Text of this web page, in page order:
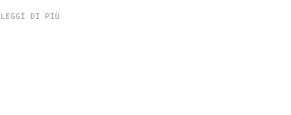
LEGGI DI PIÙ